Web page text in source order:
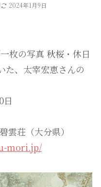
2024年1月9日
枚の写真 秋桜・休日
た、太宰宏恵さんの
荘（大分県）
mori.jp/